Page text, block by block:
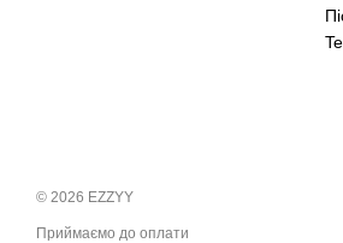
© 2026 EZZYY
Приймаємо до оплати